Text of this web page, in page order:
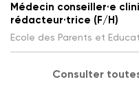
Médecin conseiller·e
rédacteur·trice (F/H)
Ecole des Parents et
Consulter